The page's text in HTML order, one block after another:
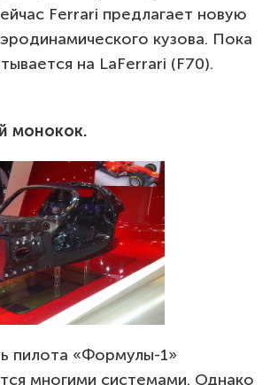
Ferrari предлагает новую
кузова. Пока
на LaFerrari (F70).
монокок.
пилота «Формулы-1»
многими системами. Однако